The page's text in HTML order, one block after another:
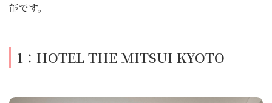
能です。
1：HOTEL THE MITSUI KYOTO